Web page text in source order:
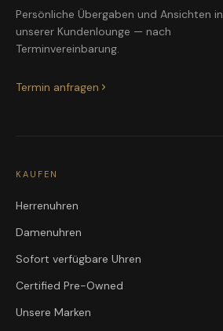
Persönliche Übergaben und Ansichten in
unserer Kundenlounge — nach
Terminvereinbarung.
Termin anfragen
KAUFEN
Herrenuhren
Damenuhren
Sofort verfügbare Uhren
Certified Pre-Owned
Unsere Marken